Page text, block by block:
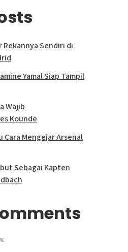
Rekannya Sendiri di
Yamal Siap Tampil
Wajib
Kounde
Cara Mengejar Arsenal
Sebagai Kapten